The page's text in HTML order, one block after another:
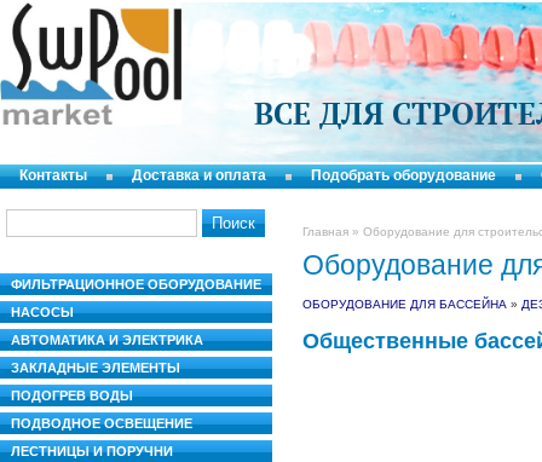
ВСЕ ДЛЯ
Контакты Доставка и оплата Подобрать оборудование
Главная » Оборудование для
Оборудование
ОБОРУДОВАНИЕ ДЛЯ БАССЕЙНА »
Общественные
ФИЛЬТРАЦИОННОЕ ОБОРУДОВАНИЕ
НАСОСЫ
АВТОМАТИКА И ЭЛЕКТРИКА
ЗАКЛАДНЫЕ ЭЛЕМЕНТЫ
ПОДОГРЕВ ВОДЫ
ПОДВОДНОЕ ОСВЕЩЕНИЕ
ЛЕСТНИЦЫ И ПОРУЧНИ